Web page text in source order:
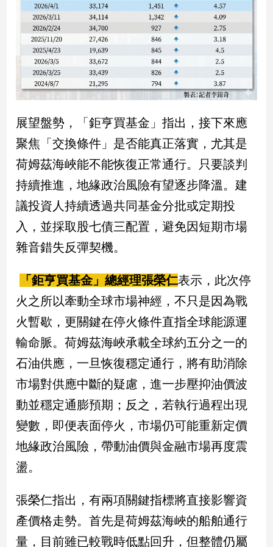
病
南
灣
觀
點
南
台
灣
觀
娛
樂
娛
樂
星
聞
流
行/
時
尚
追
星
生
活
展望盤勢，「鉅亨買基金」指出，接下來應
聚焦「交換條件」是否能真正落實，尤其是
荷姆茲海峽能不能恢復正常通行。只要談判
持續推進，地緣政治風險有望逐步降溫。建
議投資人持續透過共同基金分批或定期投
入，並採取股七債三配置，避免因短期市場
雜音錯失反彈契機。
「鉅亨買基金」總經理張榮仁表示，此次停
火之所以牽動全球市場神經，不只是因為戰
火暫歇，更關鍵在停火條件直指全球能源運
輸命脈。荷姆茲海峽承載全球約五分之一的
石油供應，一旦恢復穩定通行，將有助消除
市場對供應中斷的疑慮，進一步壓抑油價波
動並穩定通膨預期；反之，若執行過程出現
變數，即便表面停火，市場仍可能重新定價
地緣政治風險，帶動油價與金融市場再度震
盪。
張榮仁指出，有兩項關鍵指標將直接影響資
產價格走勢。首先是荷姆茲海峽的船舶通行
量，目前雖已較戰時低點回升，但整體仍屬